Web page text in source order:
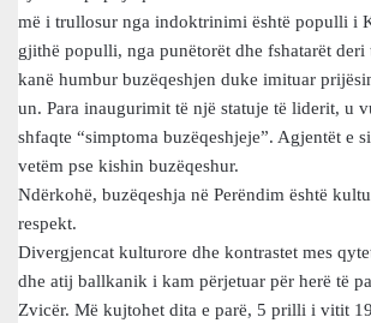
më i trullosur nga indoktrinimi është populli i
gjithë populli, nga punëtorët dhe fshatarët
kanë humbur buzëqeshjen duke imituar
un. Para inaugurimit të një statuje të liderit, u
shfaqte “simptoma buzëqeshjeje”. Agjentët e
vetëm pse kishin buzëqeshur.
Ndërkohë, buzëqeshja në Perëndim është
respekt.
Divergjencat kulturore dhe kontrastet mes
dhe atij ballkanik i kam përjetuar për herë të
Zvicër. Më kujtohet dita e parë, 5 prilli i vitit